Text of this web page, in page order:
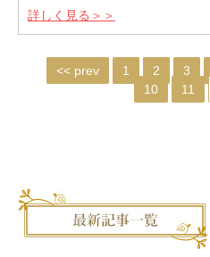
詳しく見る＞＞
<< prev 1 2 3
10
11